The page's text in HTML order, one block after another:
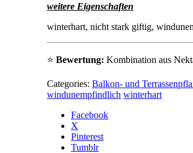
weitere Eigenschaften
winterhart, nicht stark giftig,
⭐ Bewertung: Kombination aus
Categories: Balkon- und
windunempfindlich winterhart
Facebook
X
Pinterest
Tumblr